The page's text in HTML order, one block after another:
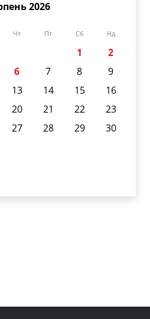
2026
Чт Пт Сб Нд
1
2
6 7 8
9
13 14 15
16
20 21 22
23
27 28 29
30